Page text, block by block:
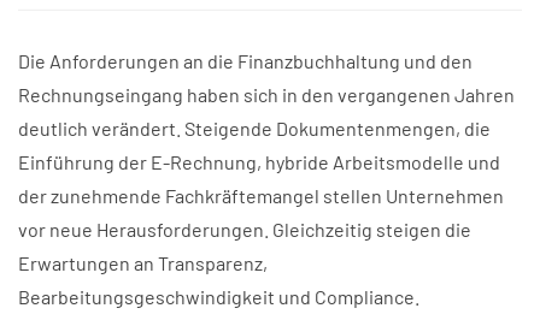
Die Anforderungen an die Finanzbuchhaltung und den
Rechnungseingang haben sich in den vergangenen Jahren
deutlich verändert. Steigende Dokumentenmengen, die
Einführung der E-Rechnung, hybride Arbeitsmodelle und
der zunehmende Fachkräftemangel stellen Unternehmen
vor neue Herausforderungen. Gleichzeitig steigen die
Erwartungen an Transparenz,
Bearbeitungsgeschwindigkeit und Compliance.